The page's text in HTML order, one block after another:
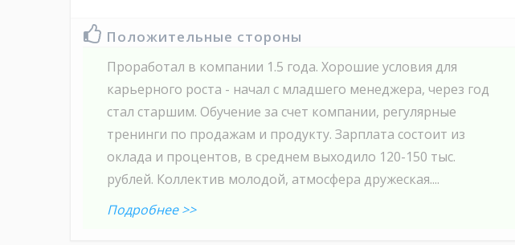
Положительные стороны
Проработал в компании 1.5 года. Хорошие условия для
карьерного роста - начал с младшего менеджера, через год
стал старшим. Обучение за счет компании, регулярные
тренинги по продажам и продукту. Зарплата состоит из
оклада и процентов, в среднем выходило 120-150 тыс.
рублей. Коллектив молодой, атмосфера дружеская....
Подробнее >>